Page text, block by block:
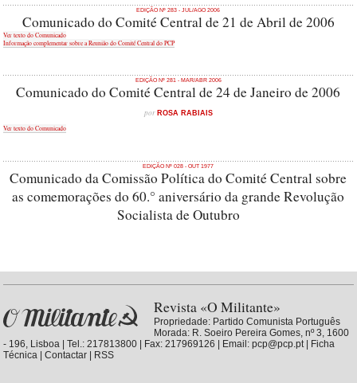
EDIÇÃO Nº 283 - JUL/AGO 2006
Comunicado do Comité Central de 21 de Abril de 2006
Ver texto do Comunicado
Informação complementar sobre a Reunião do Comité Central do PCP
EDIÇÃO Nº 281 - MAR/ABR 2006
Comunicado do Comité Central de 24 de Janeiro de 2006
porROSA RABIAIS
Ver texto do Comunicado
EDIÇÃO Nº 028 - OUT 1977
Comunicado da Comissão Política do Comité Central sobre
as comemorações do 60.° aniversário da grande Revolução
Socialista de Outubro
Revista «O Militante»
Propriedade: Partido Comunista Português
Morada: R. Soeiro Pereira Gomes, nº 3, 1600
- 196, Lisboa | Tel.: 217813800 | Fax: 217969126 | Email: pcp@pcp.pt | Ficha
Técnica |Contactar | RSS